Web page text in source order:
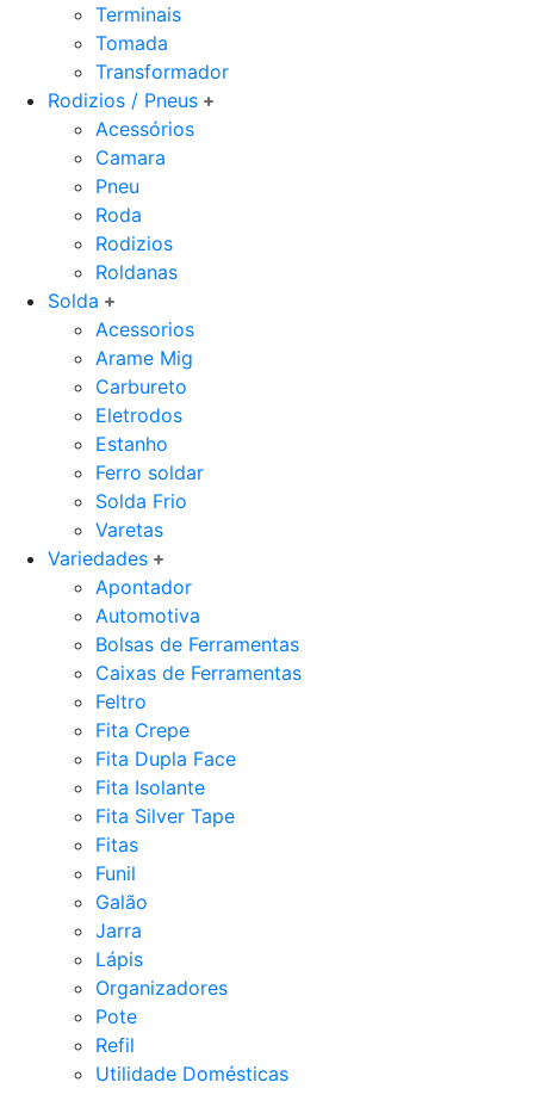
Terminais
Tomada
Transformador
Rodizios / Pneus
Acessórios
Camara
Pneu
Roda
Rodizios
Roldanas
Solda
Acessorios
Arame Mig
Carbureto
Eletrodos
Estanho
Ferro soldar
Solda Frio
Varetas
Variedades
Apontador
Automotiva
Bolsas de Ferramentas
Caixas de Ferramentas
Feltro
Fita Crepe
Fita Dupla Face
Fita Isolante
Fita Silver Tape
Fitas
Funil
Galão
Jarra
Lápis
Organizadores
Pote
Refil
Utilidade Domésticas